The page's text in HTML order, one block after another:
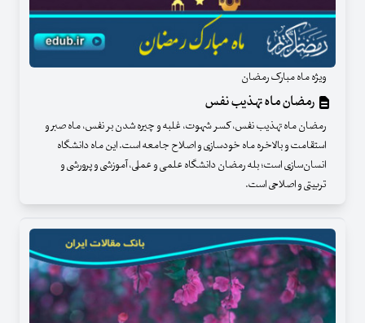
ویژه ماه مبارک رمضان
رمضان ماه تهذیب نفس
رمضان ماه تهذیب نفس، کسر شهوت، غلبه و چیره شدن بر نفس، ماه صبر و
استقامت و بالاخره ماه خودسازی و اصلاح جامعه است. این ماه دانشگاه
انسان‌سازی است؛ بله رمضان دانشگاه علمی و عملی، آموزشی و پرورشی و
تربیتی و اصلاحی است.